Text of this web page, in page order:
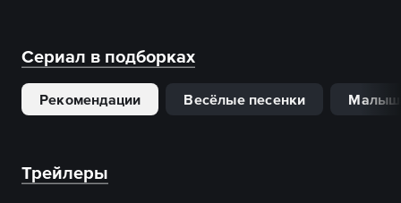
Сериал в подборках
Рекомендации Весёлые песенки
Трейлеры